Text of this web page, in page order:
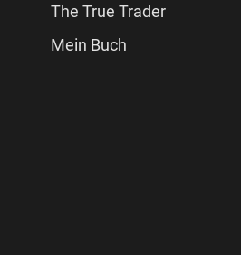
The True Trader
Mein Buch